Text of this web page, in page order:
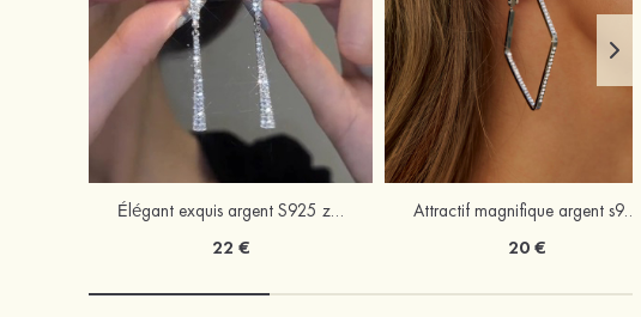
Élégant exquis argent S925 zircon boucles d'oreilles
22 €
Attractif magnifique argent s925 zircon boucles d'oreilles
20 €